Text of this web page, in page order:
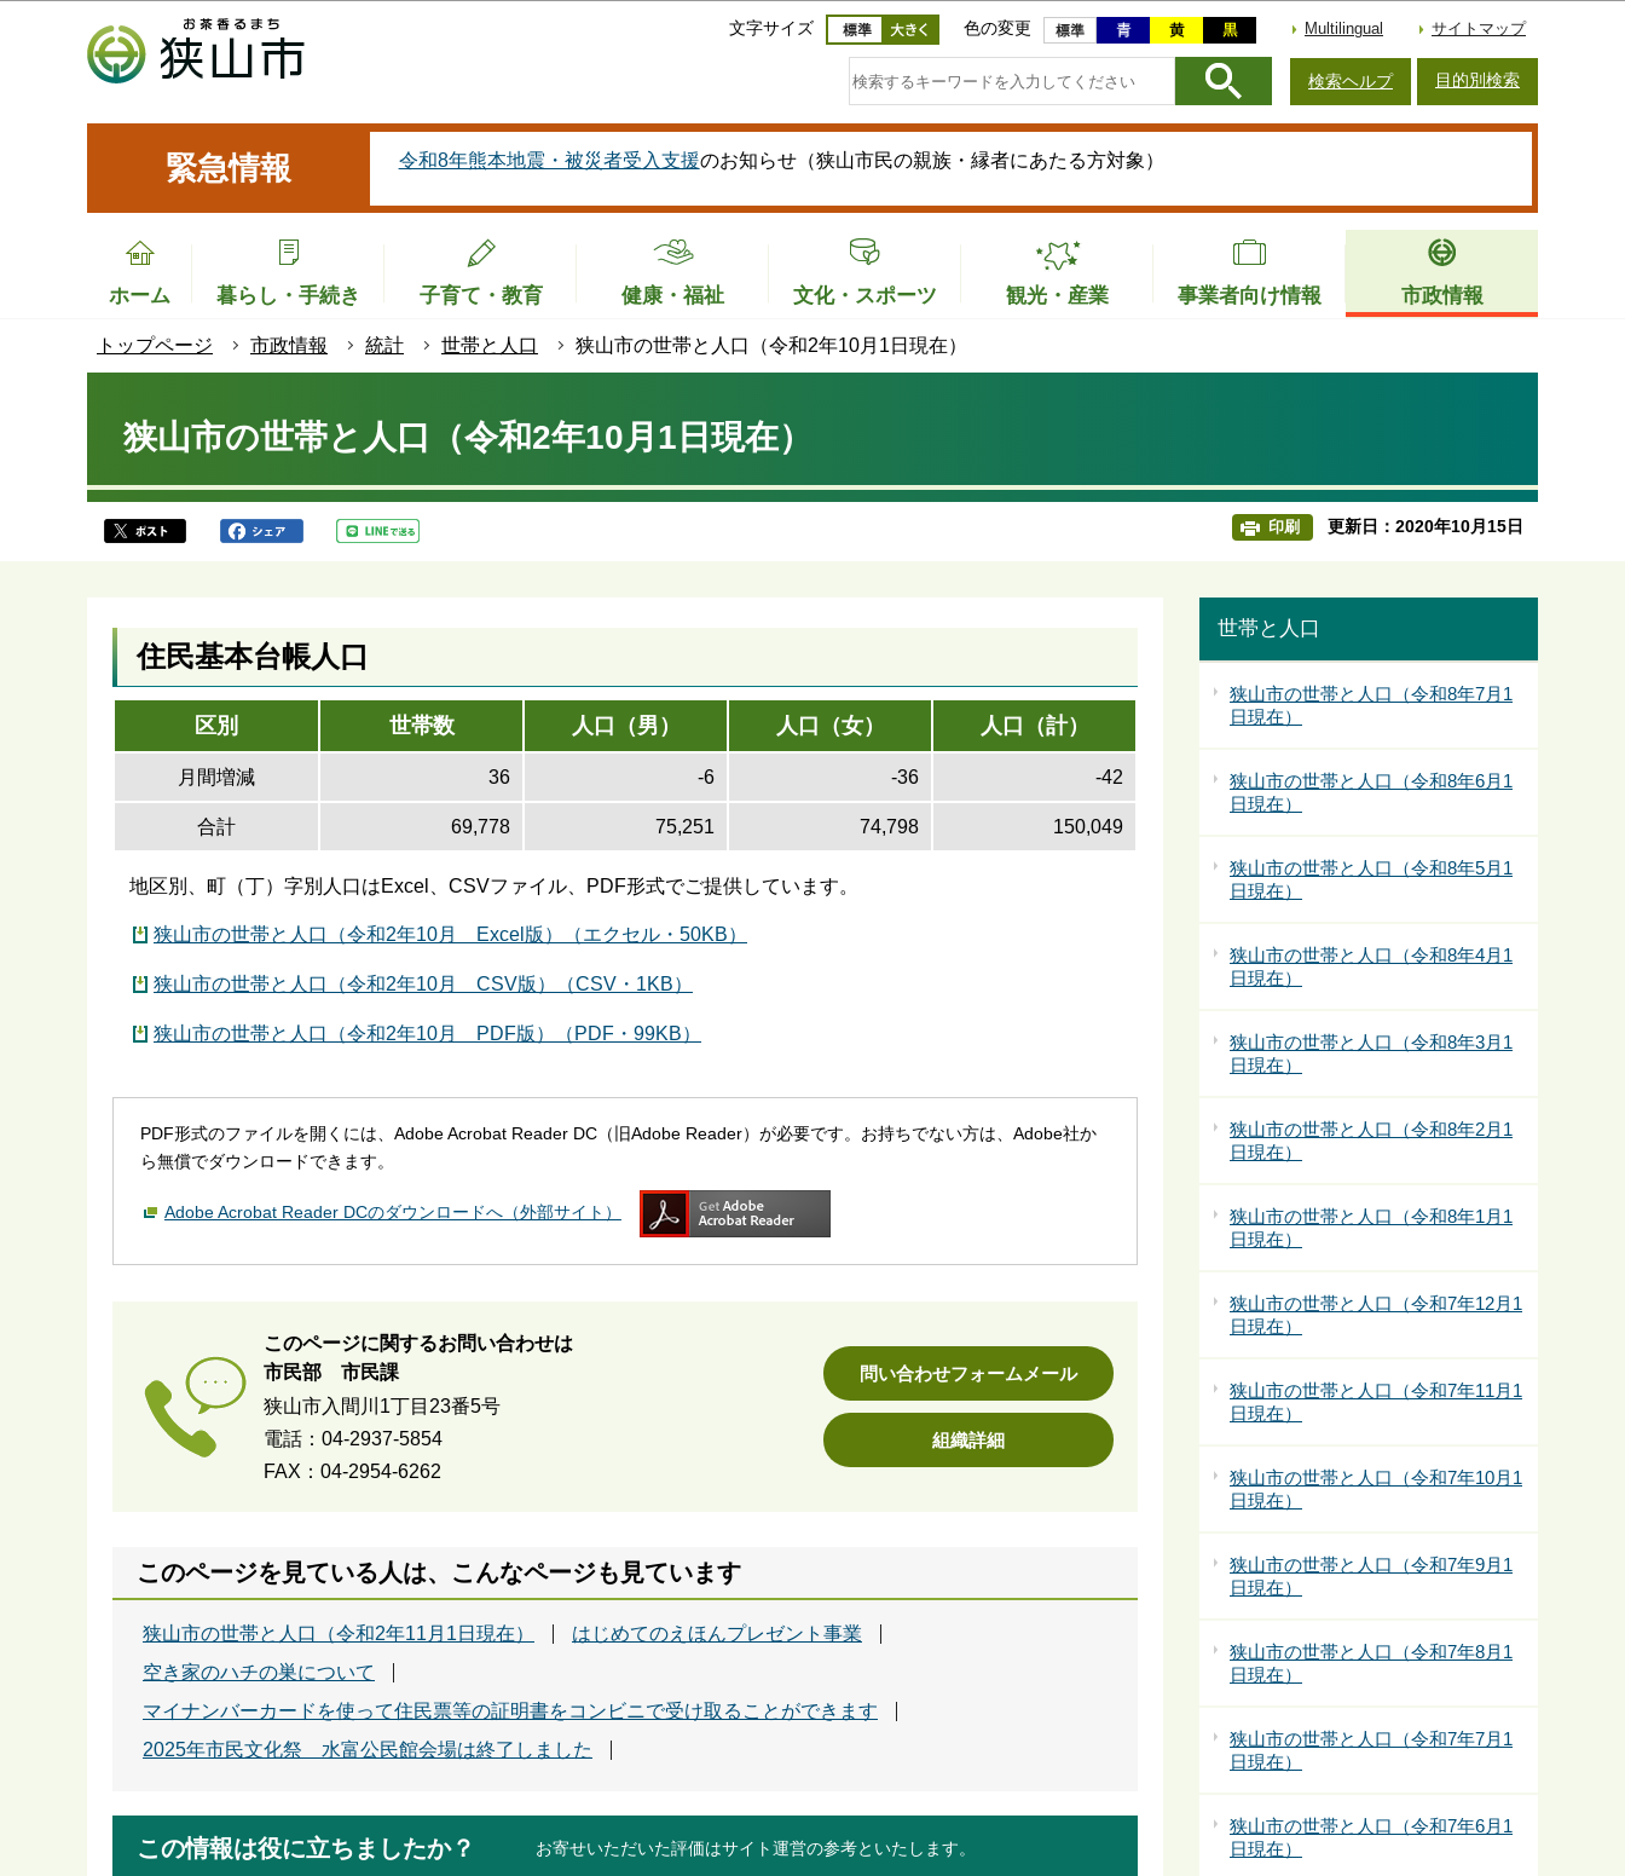
このページの本文へ移動
文字サイズ 色の変更 Multilingual サイトマップ
検索ヘルプ 目的別検索
緊急情報 令和8年熊本地震・被災者受入支援のお知らせ（狭山市民の親族・縁者にあたる方対象）
ホーム 暮らし・手続き 子育て・教育 健康・福祉 文化・スポーツ 観光・産業 事業者向け情報 市政情報
トップページ 市政情報 統計 世帯と人口 狭山市の世帯と人口（令和2年10月1日現在）
狭山市の世帯と人口（令和2年10月1日現在）
印刷 更新日：2020年10月15日
住民基本台帳人口
区別 世帯数 人口（男） 人口（女） 人口（計）
月間増減 36 -6 -36 -42
合計 69,778 75,251 74,798 150,049
地区別、町（丁）字別人口はExcel、CSVファイル、PDF形式でご提供しています。
狭山市の世帯と人口（令和2年10月 Excel版）（エクセル・50KB）
狭山市の世帯と人口（令和2年10月 CSV版）（CSV・1KB）
狭山市の世帯と人口（令和2年10月 PDF版）（PDF・99KB）
PDF形式のファイルを開くには、Adobe Acrobat Reader DC（旧Adobe Reader）が必要です。お持ちでない方は、Adobe社か
ら無償でダウンロードできます。
Adobe Acrobat Reader DCのダウンロードへ（外部サイト）
このページに関するお問い合わせは
市民部 市民課
狭山市入間川1丁目23番5号
電話：04-2937-5854
FAX：04-2954-6262
問い合わせフォームメール
組織詳細
このページを見ている人は、こんなページも見ています
狭山市の世帯と人口（令和2年11月1日現在）
はじめてのえほんプレゼント事業
空き家のハチの巣について
マイナンバーカードを使って住民票等の証明書をコンビニで受け取ることができます
2025年市民文化祭 水富公民館会場は終了しました
この情報は役に立ちましたか？ お寄せいただいた評価はサイト運営の参考といたします。
世帯と人口
狭山市の世帯と人口（令和8年7月1
日現在）
狭山市の世帯と人口（令和8年6月1
日現在）
狭山市の世帯と人口（令和8年5月1
日現在）
狭山市の世帯と人口（令和8年4月1
日現在）
狭山市の世帯と人口（令和8年3月1
日現在）
狭山市の世帯と人口（令和8年2月1
日現在）
狭山市の世帯と人口（令和8年1月1
日現在）
狭山市の世帯と人口（令和7年12月1
日現在）
狭山市の世帯と人口（令和7年11月1
日現在）
狭山市の世帯と人口（令和7年10月1
日現在）
狭山市の世帯と人口（令和7年9月1
日現在）
狭山市の世帯と人口（令和7年8月1
日現在）
狭山市の世帯と人口（令和7年7月1
日現在）
狭山市の世帯と人口（令和7年6月1
日現在）